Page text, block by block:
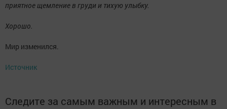
приятное щемление в груди и тихую улыбку.
Хорошо.
Мир изменился.
Источник
Следите за самым важным и интересным в